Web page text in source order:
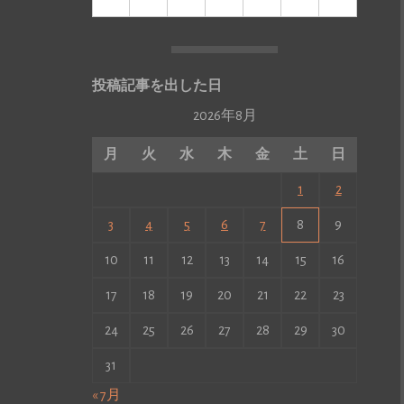
投稿記事を出した日
2026年8月
月 火 水 木 金 土 日
1 2
3 4 5 6 7 8 9
10 11 12 13 14 15 16
17 18 19 20 21 22 23
24 25 26 27 28 29 30
31
« 7月